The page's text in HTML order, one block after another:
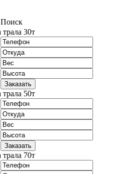
Поиск